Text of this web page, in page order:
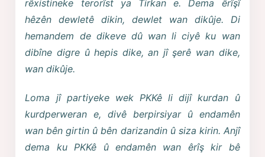
rêxistineke terorîst ya Tirkan e. Dema êrîşî
hêzên dewletê dikin, dewlet wan dikûje. Di
hemandem de dikeve dû wan li ciyê ku wan
dibîne digre û hepis dike, an jî şerê wan dike,
wan dikûje.
Loma jî partiyeke wek PKKê li dijî kurdan û
kurdperweran e, divê berpirsiyar û endamên
wan bên girtin û bên darizandin û siza kirin. Anjî
dema ku PKKê û endamên wan êrîş kir bê